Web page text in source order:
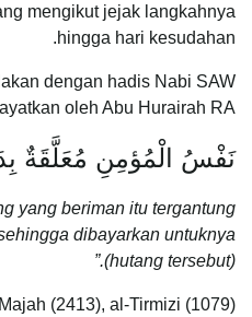
mengikut jejak langkahnya
hingga hari kesudahan.
dengan hadis Nabi SAW
oleh Abu Hurairah RA:
نَفْسُ الْمُؤمِنِ مُعَلَّقَةٌ
yang beriman itu tergantung
dibayarkan untuknya
(hutang tersebut).”
(2413), al-Tirmizi (1079)